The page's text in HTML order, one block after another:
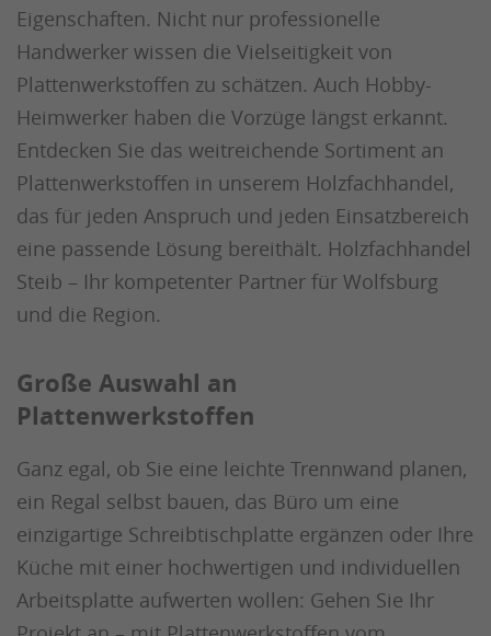
Eigenschaften. Nicht nur professionelle
Handwerker wissen die Vielseitigkeit von
Plattenwerkstoffen zu schätzen. Auch Hobby-
Heimwerker haben die Vorzüge längst erkannt.
Entdecken Sie das weitreichende Sortiment an
Plattenwerkstoffen in unserem Holzfachhandel,
das für jeden Anspruch und jeden Einsatzbereich
eine passende Lösung bereithält. Holzfachhandel
Steib – Ihr kompetenter Partner für Wolfsburg
und die Region.
Große Auswahl an
Plattenwerkstoffen
Ganz egal, ob Sie eine leichte Trennwand planen,
ein Regal selbst bauen, das Büro um eine
einzigartige Schreibtischplatte ergänzen oder Ihre
Küche mit einer hochwertigen und individuellen
Arbeitsplatte aufwerten wollen: Gehen Sie Ihr